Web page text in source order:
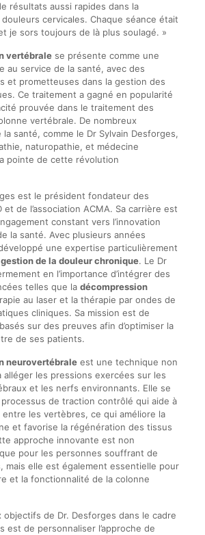
résultats aussi rapides dans la
cervicales. Chaque séance était
je sors toujours de là plus soulagé. »
vertébralese présente comme une
au service de la santé, avec des
et prometteuses dans la gestion des
Ce traitement a gagné en popularité
prouvée dans le traitement des
vertébrale. De nombreux
santé, comme le Dr Sylvain Desforges,
naturopathie, et médecine
pointe de cette révolution
est le président fondateur des
et de l’association ACMA. Sa carrière est
constant vers l’innovation
la santé. Avec plusieurs années
une expertise particulièrement
gestion de la douleur chronique. Le Dr
en l’importance d’intégrer des
telles que la décompression
au laser et la thérapie par ondes de
cliniques. Sa mission est de
sur des preuves afin d’optimiser la
de ses patients.
neurovertébraleest une technique non
alléger les pressions exercées sur les
et les nerfs environnants. Elle se
de traction contrôlé qui aide à
entre les vertèbres, ce qui améliore la
et favorise la régénération des tissus
approche innovante est non
pour les personnes souffrant de
mais elle est également essentielle pour
et la fonctionnalité de la colonne
objectifs de Dr. Desforges dans le cadre
est de personnaliser l’approche de